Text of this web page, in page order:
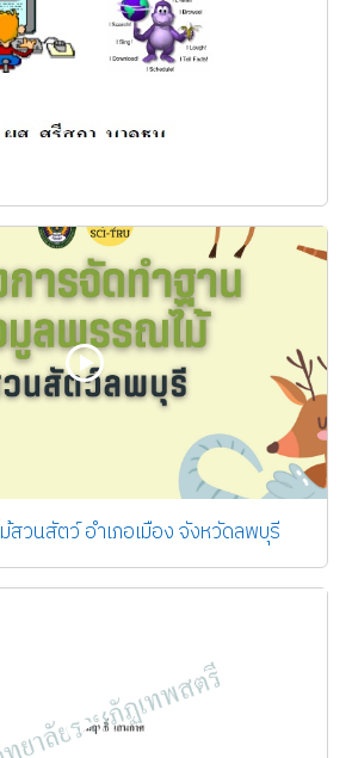
สวนสัตว์ อำเภอเมือง จังหวัดลพบุรี